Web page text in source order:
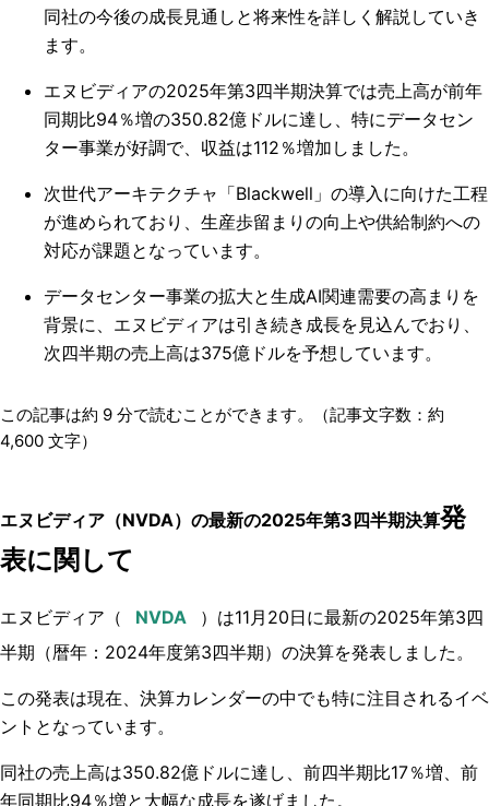
同社の今後の成長見通しと将来性を詳しく解説していき
ます。
エヌビディアの2025年第3四半期決算では売上高が前年
同期比94％増の350.82億ドルに達し、特にデータセン
ター事業が好調で、収益は112％増加しました。
次世代アーキテクチャ「Blackwell」の導入に向けた工程
が進められており、生産歩留まりの向上や供給制約への
対応が課題となっています。
データセンター事業の拡大と生成AI関連需要の高まりを
背景に、エヌビディアは引き続き成長を見込んでおり、
次四半期の売上高は375億ドルを予想しています。
この記事は約 9 分で読むことができます。（記事文字数：約
4,600 文字）
エヌビディア（NVDA）の最新の2025年第3四半期決算発
表に関して
エヌビディア（ ） は11月20日に最新の2025年第3四
半期（暦年：2024年度第3四半期）の決算を発表しました。
この発表は現在、決算カレンダーの中でも特に注目されるイベ
ントとなっています。
同社の売上高は350.82億ドルに達し、前四半期比17％増、前
年同期比94％増と大幅な成長を遂げました。